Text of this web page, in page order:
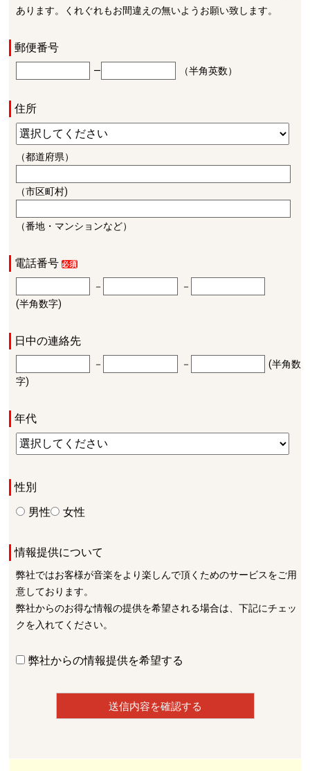
あります。くれぐれもお間違えの無いようお願い致します。
郵便番号
― （半角英数）
住所
（都道府県）
（市区町村)
（番地・マンションなど）
電話番号
－
－
(半角数字)
日中の連絡先
－ －
(半角数
字)
年代
性別
男性
女性
情報提供について
弊社ではお客様が音楽をより楽しんで頂くためのサービスをご用
意しております。
弊社からのお得な情報の提供を希望される場合は、下記にチェッ
クを入れてください。
弊社からの情報提供を希望する